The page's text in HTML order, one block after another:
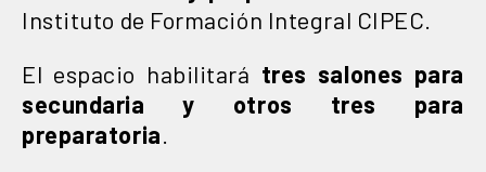
Instituto de Formación Integral CIPEC.
El espacio habilitará tres salones para
secundaria y otros tres para
preparatoria